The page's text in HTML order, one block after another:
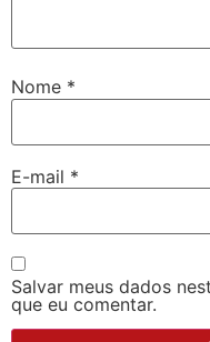
Nome *
E-mail *
Salvar meus dados
que eu comentar.